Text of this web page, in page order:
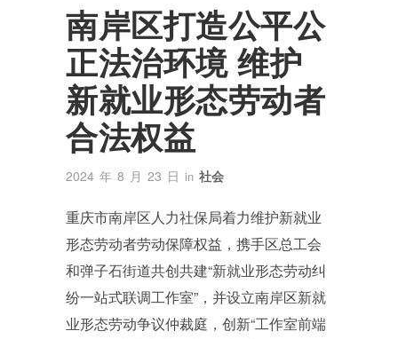
南岸区打造公平公
正法治环境 维护
新就业形态劳动者
合法权益
2024 年 8 月 23 日 in 社会
重庆市南岸区人力社保局着力维护新就业
形态劳动者劳动保障权益，携手区总工会
和弹子石街道共创共建“新就业形态劳动纠
纷一站式联调工作室”，并设立南岸区新就
业形态劳动争议仲裁庭，创新“工作室前端